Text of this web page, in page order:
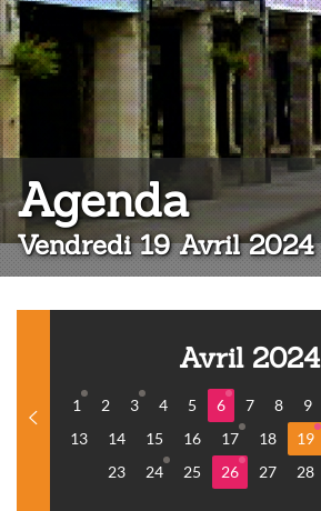
Agenda:
Vendredi 19 Avril 2024
Avril 2024
1 2 3 4 5 6 7 8 9
13
14 15 16 17 18 19
23
24 25 26 27 28